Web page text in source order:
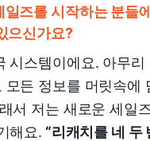
일즈를 시작하는 분들
으신가요?
시스템이에요. 아무리
모든 정보를 머릿속에
서 저는 새로운 세일
해요. “리캐치를 네 두